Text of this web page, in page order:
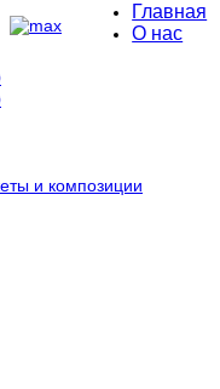
Главная
О нас
и композиции